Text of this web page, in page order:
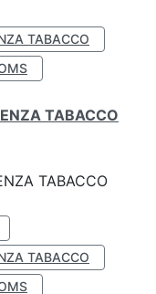
TABACCO
TABACCO
TABACCO
TABACCO